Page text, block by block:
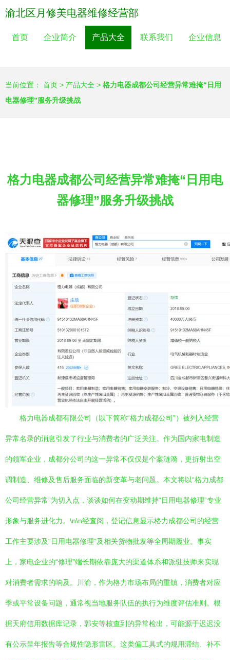
渝北区月修美电器维修经营部
首页 企业简介 产品大全 联系我们 企业信息
当前位置： 首页 > 产品大全 > 格力电器成都公司经营异常难掩“日用
电器修理”服务升级挑战
格力电器成都公司经营异常难掩“日用电
器修理”服务升级挑战
格力电器成都有限公司（以下简称“格力成都公司”）被列入经营
异常名录的消息引发了行业与消费者的广泛关注。作为国内家电制造
的领军企业，成都分公司的这一异常不仅仅是个案涟漪，更折射出空
调制造、维修及售后服务面临的新变革与老问题。本文将以“格力成都
公司经营异常”为切入点，谈谈如何在变动期维持“日用电器修理”专业
形象与服务进化力。\n\n经查阅，登记信息显示格力成都公司的经营
工作主要涉及“日用电器修理”及相关货物批发等全周期履业。事实
上，家电企业的“修理”端长期依靠庞大的渠道体系和派驻技师来实现
对消费者需求的响及。川渝，作为格力市场布局的重镇，消费者对应
季或平常设备问题，通常视当地服务队伍的执行为维度评估准则。根
据天府信用数据库记录，郭安等核查到的异常检出，可能源于迟迟没
有公示呈年报告等合规性隐形雷区。这类偏工具式的规用滞结、补不